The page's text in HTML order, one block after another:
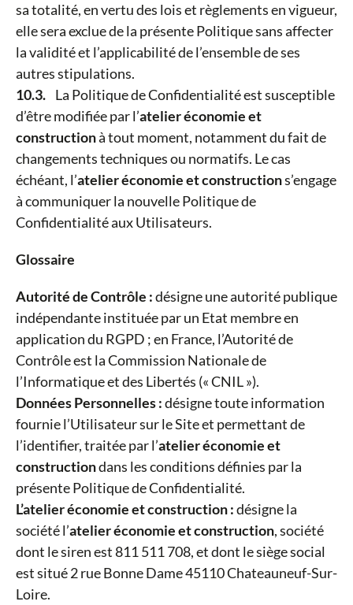
sa totalité, en vertu des lois et règlements en vigueur,
elle sera exclue de la présente Politique sans affecter
la validité et l’applicabilité de l’ensemble de ses
autres stipulations.
10.3. La Politique de Confidentialité est susceptible
d’être modifiée par l’atelier économie et
constructionà tout moment, notamment du fait de
changements techniques ou normatifs. Le cas
échéant, l’atelier économie et constructions’engage
à communiquer la nouvelle Politique de
Confidentialité aux Utilisateurs.
Glossaire
Autorité de Contrôle :désigne une autorité publique
indépendante instituée par un Etat membre en
application du RGPD ; en France, l’Autorité de
Contrôle est la Commission Nationale de
l’Informatique et des Libertés (« CNIL »).
Données Personnelles :désigne toute information
fournie l’Utilisateur sur le Site et permettant de
l’identifier, traitée par l’atelier économie et
constructiondans les conditions définies par la
présente Politique de Confidentialité.
L’atelier économie et construction :désigne la
société l’atelier économie et construction, société
dont le siren est 811 511 708, et dont le siège social
est situé 2 rue Bonne Dame 45110 Chateauneuf-Sur-
Loire.